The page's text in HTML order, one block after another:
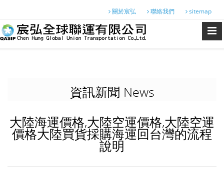
關於宸弘 聯絡我們 sitemap
資訊新聞 News
大陸海運價格,大陸空運價格,大陸空運
價格大陸買貨採購海運回台灣的流程
說明